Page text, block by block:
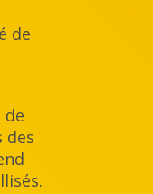
de
de
des